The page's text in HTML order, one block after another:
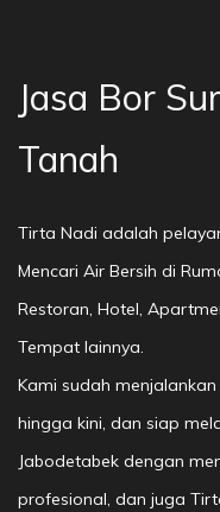
Jasa Bor
Tanah
Tirta Nadi adalah
Mencari Air Bersih di
Restoran, Hotel,
Tempat lainnya.
Kami sudah
hingga kini, dan siap
Jabodetabek dengan
profesional, dan juga